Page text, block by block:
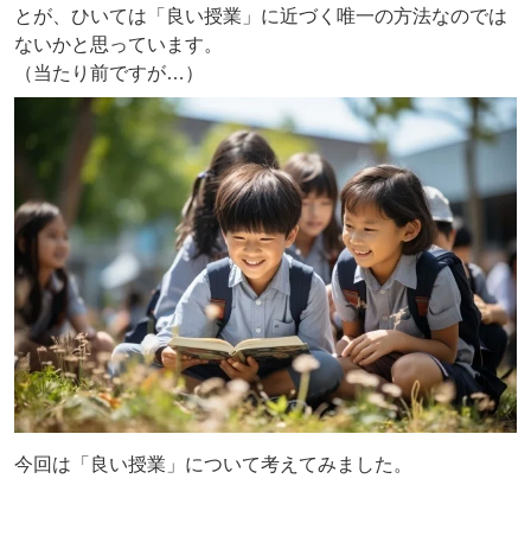
とが、ひいては「良い授業」に近づく唯一の方法なのでは
ないかと思っています。
（当たり前ですが…）
今回は「良い授業」について考えてみました。